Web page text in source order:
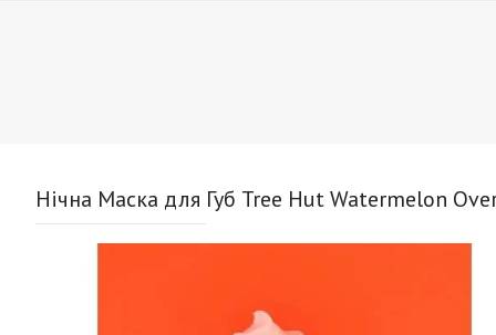
Нічна Маска для Губ Tree Hut Watermelon